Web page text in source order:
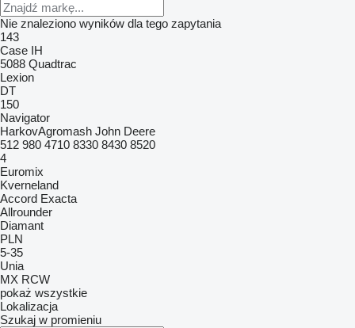
Nie znaleziono wyników dla tego zapytania
143
Case IH
5088 Quadtrac
Lexion
DT
150
Navigator
HarkovAgromash John Deere
512 980 4710 8330 8430 8520
4
Euromix
Kverneland
Accord Exacta
Allrounder
Diamant
PLN
5-35
Unia
MX RCW
pokaż wszystkie
Lokalizacja
Szukaj w promieniu